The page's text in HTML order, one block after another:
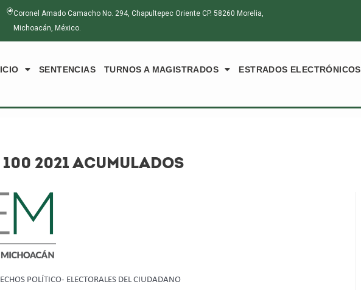
Coronel Amado Camacho No. 294, Chapultepec Oriente CP. 58260 Morelia,
Michoacán, México.
SENTENCIAS TURNOS A MAGISTRADOS ESTRADOS ELECTRÓNICOS
2021 ACUMULADOS
POLÍTICO- ELECTORALES DEL CIUDADANO